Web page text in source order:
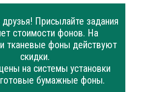
Присылайте задания
стоимости фонов. На
тканевые фоны действуют
скидки.
на системы установки
бумажные фоны.